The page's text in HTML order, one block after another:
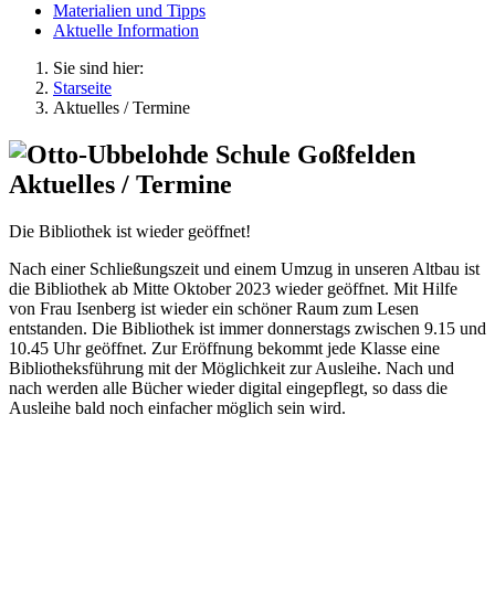
Materialien und Tipps
Aktuelle Information
Sie sind hier:
Starseite
Aktuelles / Termine
Aktuelles / Termine
Die Bibliothek ist wieder geöffnet!
Nach einer Schließungszeit und einem Umzug in unseren Altbau ist
die Bibliothek ab Mitte Oktober 2023 wieder geöffnet. Mit Hilfe
von Frau Isenberg ist wieder ein schöner Raum zum Lesen
entstanden. Die Bibliothek ist immer donnerstags zwischen 9.15 und
10.45 Uhr geöffnet. Zur Eröffnung bekommt jede Klasse eine
Bibliotheksführung mit der Möglichkeit zur Ausleihe. Nach und
nach werden alle Bücher wieder digital eingepflegt, so dass die
Ausleihe bald noch einfacher möglich sein wird.